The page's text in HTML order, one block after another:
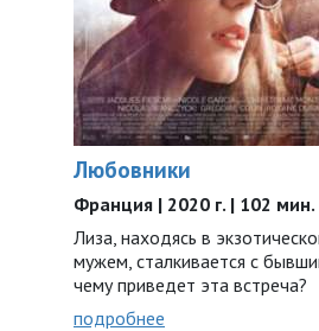
Любовники
Франция | 2020 г. | 102
Лиза, находясь в
мужем, сталкивается с
чему приведет эта встреча?
подробнее